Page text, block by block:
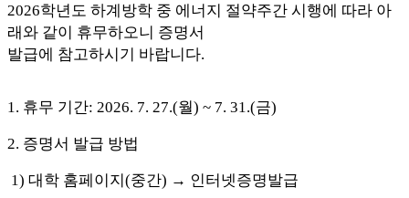
2026학년도 하계방학 중 에너지 절약주간 시행에 따라 아
래와 같이 휴무하오니 증명서
발급에 참고하시기 바랍니다.
1. 휴무 기간: 2026. 7. 27.(월) ~ 7. 31.(금)
2. 증명서 발급 방법
1) 대학 홈페이지(중간) → 인터넷증명발급